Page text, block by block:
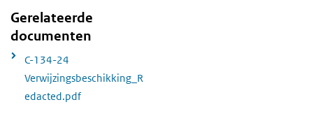
Gerelateerde
documenten
C-134-24
Verwijzingsbeschikking_R
edacted.pdf